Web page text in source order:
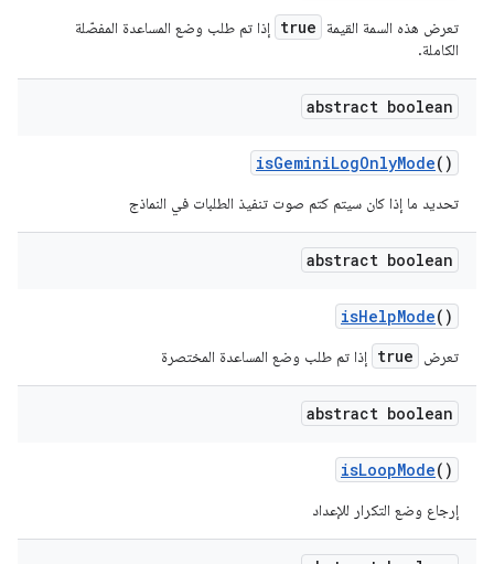
تعرض هذه السمة القيمة true
إذا تم طلب وضع المساعدة المفصّلة
الكاملة.
abstract boolean
isGeminiLogOnlyMode()
تحديد ما إذا كان سيتم كتم صوت تنفيذ الطلبات في النماذج
abstract boolean
isHelpMode()
تعرض true إذا تم طلب وضع المساعدة المختصرة
abstract boolean
isLoopMode()
إرجاع وضع التكرار للإعداد